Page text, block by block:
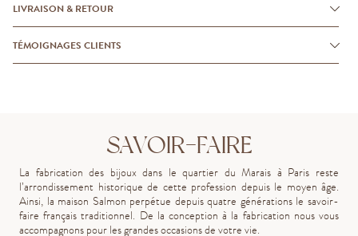
LIVRAISON & RETOUR
TÉMOIGNAGES CLIENTS
SAVOIR-FAIRE
La fabrication des bijoux dans le quartier du Marais à Paris reste
l’arrondissement historique de cette profession depuis le moyen âge.
Ainsi, la maison Salmon perpétue depuis quatre générations le savoir-
faire français traditionnel. De la conception à la fabrication nous vous
accompagnons pour les grandes occasions de votre vie.